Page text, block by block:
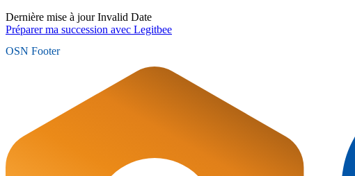
Dernière mise à jour Invalid Date
Préparer ma succession avec Legitbee
OSN Footer